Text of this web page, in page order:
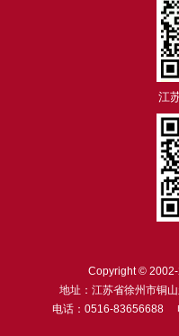
江
Copyright ©
地址：江苏省徐州市铜
电话：0516-83656688